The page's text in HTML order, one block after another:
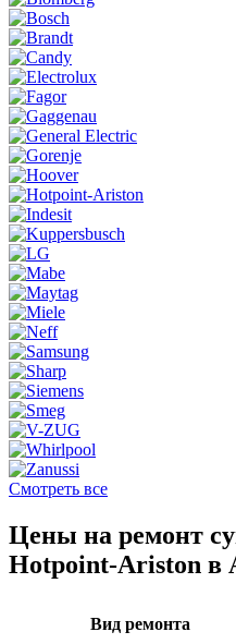
Смотреть все
Цены на ремонт
Hotpoint-Ariston в
Вид ремонта